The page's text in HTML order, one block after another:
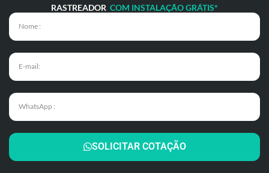
RASTREADOR COM INSTALAÇÃO GRÁTIS*
SOLICITAR COTAÇÃO